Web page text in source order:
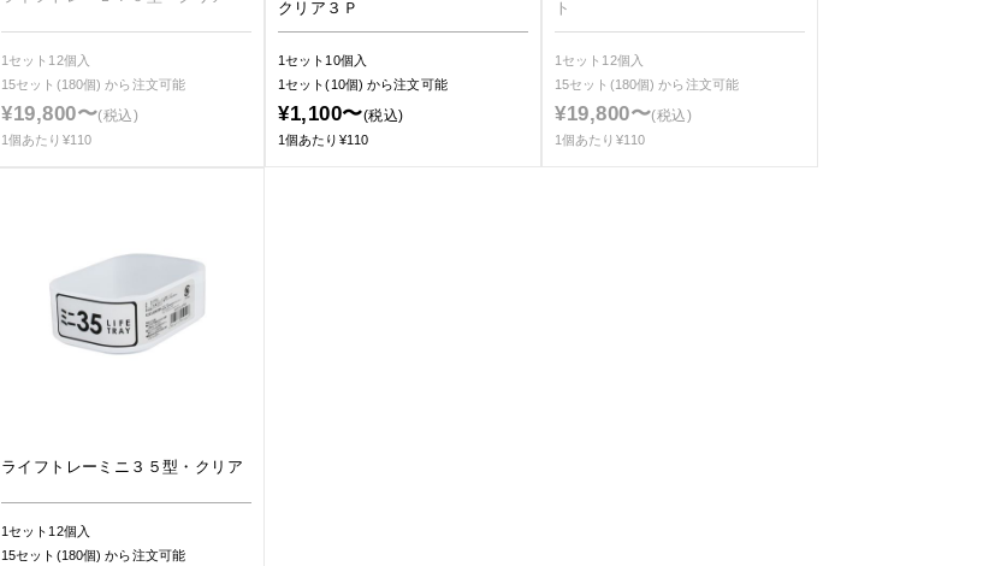
1セット12個入
15セット(180個)から注文可能
¥19,800〜(税込)
1個あたり¥110
クリア３Ｐ
1セット10個入
1セット(10個)から注文可能
¥1,100〜(税込)
1個あたり¥110
ト
1セット12個入
15セット(180個)から注文可能
¥19,800〜(税込)
1個あたり¥110
ライフトレーミニ３５型・クリア
1セット12個入
15セット(180個)から注文可能